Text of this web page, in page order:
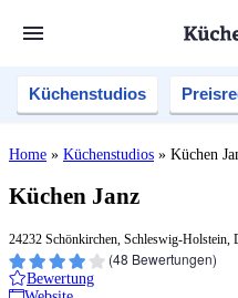
Küchenstudios
Home » Küchenstudios » Küchen
Küchen Janz
24232 Schönkirchen, Schleswig-Holstein,
(48 Bewertungen)
Bewertung